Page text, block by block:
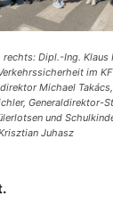
rechts: Dipl.-Ing. Klaus
im
Michael
Generaldirektor-
und
Juhasz